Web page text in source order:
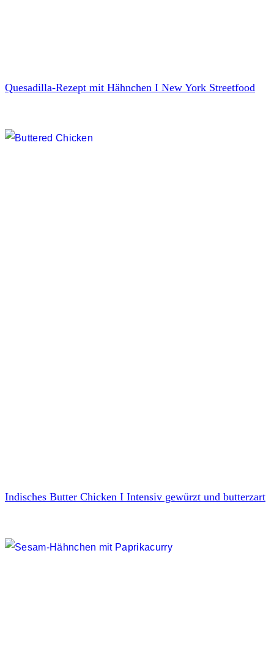
Quesadilla-Rezept mit Hähnchen I New York Streetfood
Indisches Butter Chicken I Intensiv gewürzt und butterzart